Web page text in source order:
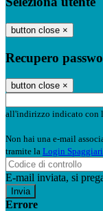
button close ×
Recupero
button close ×
all'indirizzo indicato con
Non hai una e-mail
tramite la Login Spaggiari
E-mail inviata, si
Errore